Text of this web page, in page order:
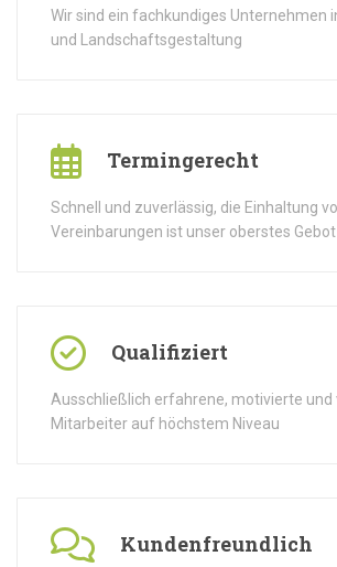
Wir sind ein fachkundiges Unternehmen
und Landschaftsgestaltung
Termingerecht
Schnell und zuverlässig, die Einhaltung
Vereinbarungen ist unser oberstes Gebot
Qualifiziert
Ausschließlich erfahrene, motivierte und
Mitarbeiter auf höchstem Niveau
Kundenfreundlich